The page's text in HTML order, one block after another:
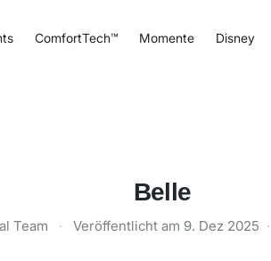
ComfortTech™ Momente Disney
Belle
Team · Veröffentlicht am 9. Dez 2025 ·